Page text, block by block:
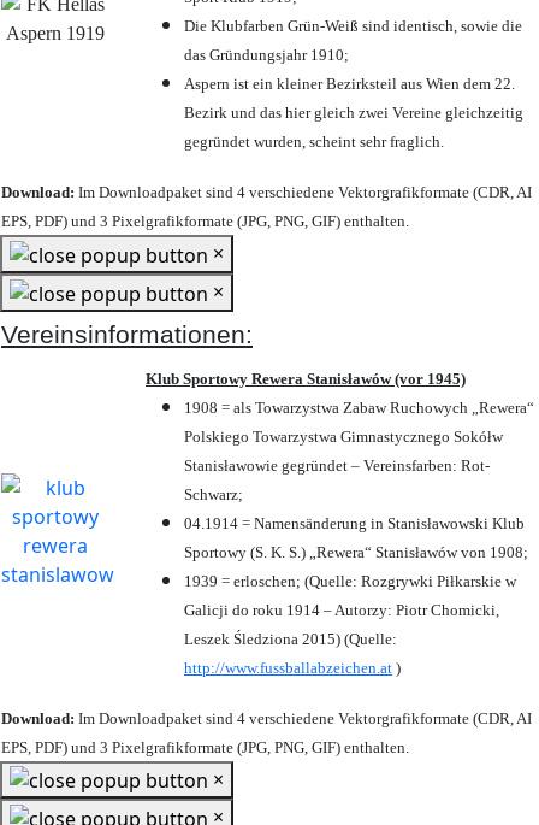
Die Klubfarben Grün-Weiß sind identisch, sowie die
das Gründungsjahr 1910;
Aspern ist ein kleiner Bezirksteil aus Wien dem 22.
Bezirk und das hier gleich zwei Vereine gleichzeitig
gegründet wurden, scheint sehr fraglich.
Download: Im Downloadpaket sind 4 verschiedene Vektorgrafikformate (CDR, AI
EPS, PDF) und 3 Pixelgrafikformate (JPG, PNG, GIF) enthalten.
×
×
Vereinsinformationen:
Klub Sportowy Rewera Stanisławów (vor 1945)
1908 = als Towarzystwa Zabaw Ruchowych „Rewera“
Polskiego Towarzystwa Gimnastycznego Sokółw
Stanisławowie gegründet – Vereinsfarben: Rot-
Schwarz;
04.1914 = Namensänderung in Stanisławowski Klub
Sportowy (S. K. S.) „Rewera“ Stanisławów von 1908;
1939 = erloschen; (Quelle: Rozgrywki Piłkarskie w
Galicji do roku 1914 – Autorzy: Piotr Chomicki,
Leszek Śledziona 2015) (Quelle:
http://www.fussballabzeichen.at )
Download: Im Downloadpaket sind 4 verschiedene Vektorgrafikformate (CDR, AI
EPS, PDF) und 3 Pixelgrafikformate (JPG, PNG, GIF) enthalten.
×
×